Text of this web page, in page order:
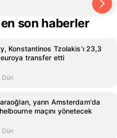
son haberler
Konstantinos Tzolakis'ı 23,3
transfer etti
Dün
yarın Amsterdam'da
maçını yönetecek
Dün